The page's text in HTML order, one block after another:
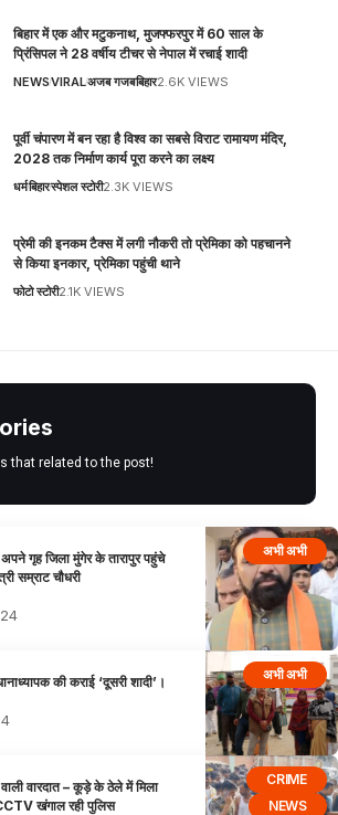
बिहार में एक और मटुकनाथ, मुजफ्फरपुर में 60 साल के
प्रिंसिपल ने 28 वर्षीय टीचर से नेपाल में रचाई शादी
NEWSVIRALअजब गजबबिहार2.6K VIEWS
पूर्वी चंपारण में बन रहा है विश्व का सबसे विराट रामायण मंदिर,
2028 तक निर्माण कार्य पूरा करने का लक्ष्य
धर्मबिहारस्पेशल स्टोरी2.3K VIEWS
प्रेमी की इनकम टैक्स में लगी नौकरी तो प्रेमिका को पहचानने
से किया इनकार, प्रेमिका पहुंची थाने
फोटो स्टोरी2.1K VIEWS
that related to the post!
अभी अभी
अपने गृह जिला मुंगेर के तारापुर पहुंचे
सम्राट चौधरी
अभी अभी
की कराई ‘दूसरी शादी’।
CRIME
NEWS
वारदात – कूड़े के ठेले में मिला
खंगाल रही पुलिस